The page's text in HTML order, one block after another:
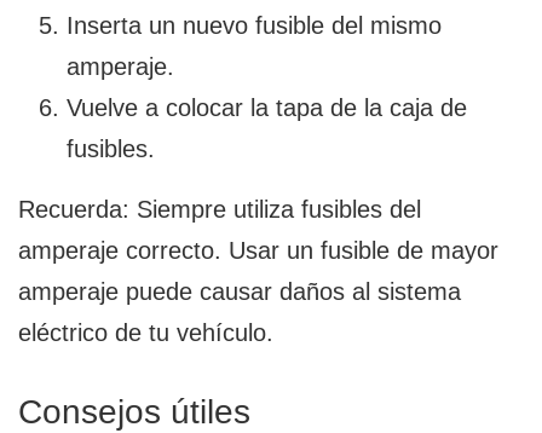
Inserta un nuevo fusible del mismo
amperaje.
Vuelve a colocar la tapa de la caja de
fusibles.
Recuerda: Siempre utiliza fusibles del
amperaje correcto. Usar un fusible de mayor
amperaje puede causar daños al sistema
eléctrico de tu vehículo.
Consejos útiles